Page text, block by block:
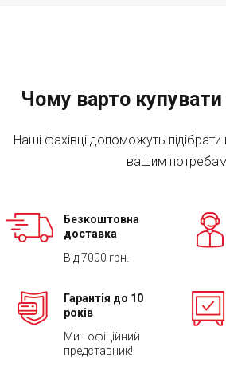
Чому варто
Наші фахівці допоможуть підібрати
вашим
Безкоштовна
доставка
Від 7000 грн.
Гарантія до 10
років
Ми - офіційний
представник!